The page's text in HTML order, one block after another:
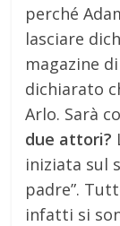
perché
lasciare
magazine
dichiarato
Arlo. Sarà
due attori?
iniziata sul
padre”.
infatti si